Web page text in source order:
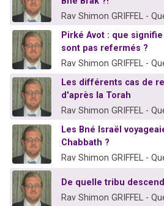
Rav Shimon GRIFFEL -
Pirké Avot : que
sont pas refermés ?
Rav Shimon GRIFFEL -
Les différents cas de
d'après la Torah
Rav Shimon GRIFFEL -
Les Bné Israël
Chabbath ?
Rav Shimon GRIFFEL -
De quelle tribu
Rav Shimon GRIFFEL -